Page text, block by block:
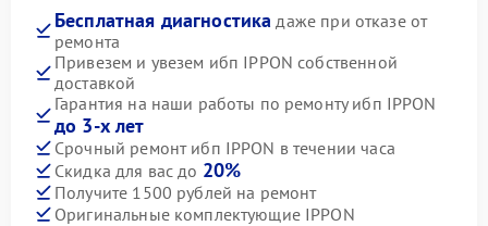
Бесплатная диагностика даже при отказе от
ремонта
Привезем и увезем ибп IPPON собственной
доставкой
Гарантия на наши работы по ремонту ибп IPPON
до 3-х лет
Срочный ремонт ибп IPPON в течении часа
Скидка для вас до 20%
Получите 1500 рублей на ремонт
Оригинальные комплектующие IPPON